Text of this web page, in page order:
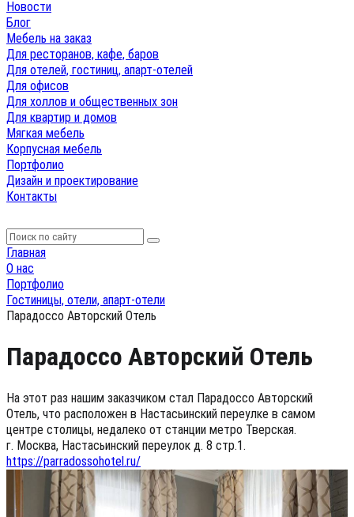
Новости
Блог
Мебель на заказ
Для ресторанов, кафе, баров
Для отелей, гостиниц, апарт-отелей
Для офисов
Для холлов и общественных зон
Для квартир и домов
Мягкая мебель
Корпусная мебель
Портфолио
Дизайн и проектирование
Контакты
Главная
О нас
Портфолио
Гостиницы, отели, апарт-отели
Парадоссо Авторский Отель
Парадоссо Авторский Отель
На этот раз нашим заказчиком стал Парадоссо Авторский
Отель, что расположен в Настасьинский переулке в самом
центре столицы, недалеко от станции метро Тверская.
г. Москва, Настасьинский переулок д. 8 стр.1.
https://parradossohotel.ru/